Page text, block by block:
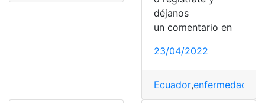
déjanos
un comentario en
23/04/2022
Ecuador,enfermedad